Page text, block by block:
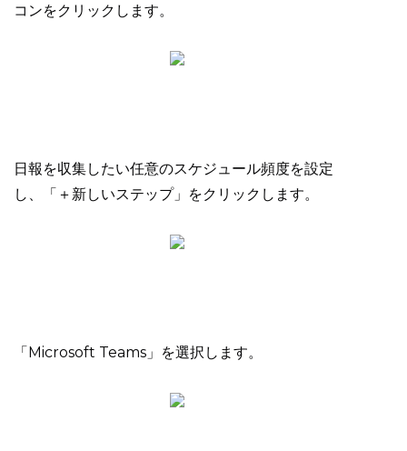
コンをクリックします。
日報を収集したい任意のスケジュール頻度を設定
し、「＋新しいステップ」をクリックします。
「Microsoft Teams」を選択します。